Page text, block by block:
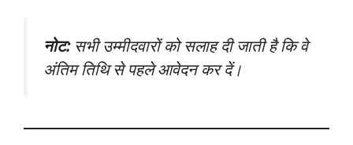
नोट:सभी उम्मीदवारों को सलाह दी जाती है कि वे
अंतिम तिथि से पहले आवेदन कर दें।